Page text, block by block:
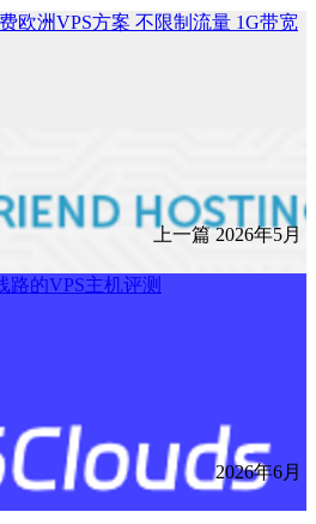
欧洲VPS方案 不限制流量 1G带宽
上一篇 2026年5月
路的VPS主机评测
2026年6月